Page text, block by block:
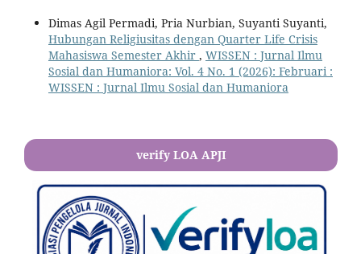
Dimas Agil Permadi, Pria Nurbian, Suyanti Suyanti,
Hubungan Religiusitas dengan Quarter Life Crisis
Mahasiswa Semester Akhir , WISSEN : Jurnal Ilmu
Sosial dan Humaniora: Vol. 4 No. 1 (2026): Februari :
WISSEN : Jurnal Ilmu Sosial dan Humaniora
verify LOA APJI